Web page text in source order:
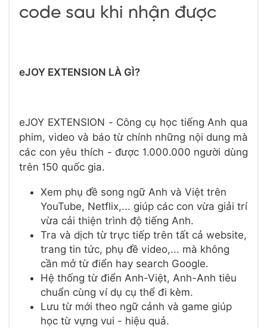
code sau khi nhận được
eJOY EXTENSION LÀ GÌ?
eJOY EXTENSION - Công cụ học tiếng Anh qua
phim, video và báo từ chính những nội dung mà
các con yêu thích - được 1.000.000 người dùng
trên 150 quốc gia.
Xem phụ đề song ngữ Anh và Việt trên
YouTube, Netflix,... giúp các con vừa giải trí
vừa cải thiện trình độ tiếng Anh.
Tra và dịch từ trực tiếp trên tất cả website,
trang tin tức, phụ đề video,... mà không
cần mở từ điển hay search Google.
Hệ thống từ điển Anh-Việt, Anh-Anh tiêu
chuẩn cùng ví dụ cụ thể đi kèm.
Lưu từ mới theo ngữ cảnh và game giúp
học từ vựng vui - hiệu quả.